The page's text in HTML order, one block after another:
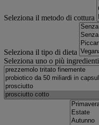
Seleziona il metodo di cottura
Seleziona il tipo di dieta
Seleziona uno o più ingredienti